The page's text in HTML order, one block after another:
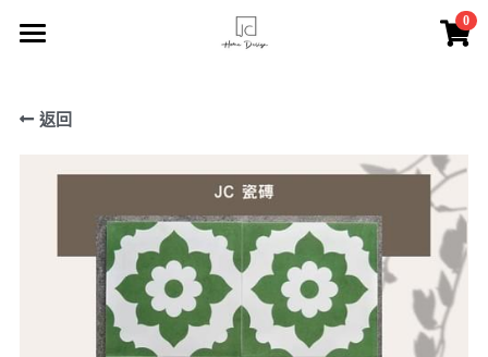
0
索取報價
JC瓷磚
服務介紹
FACEBOOK專頁
關於我們
返回
×
商品分類
所有商品分類